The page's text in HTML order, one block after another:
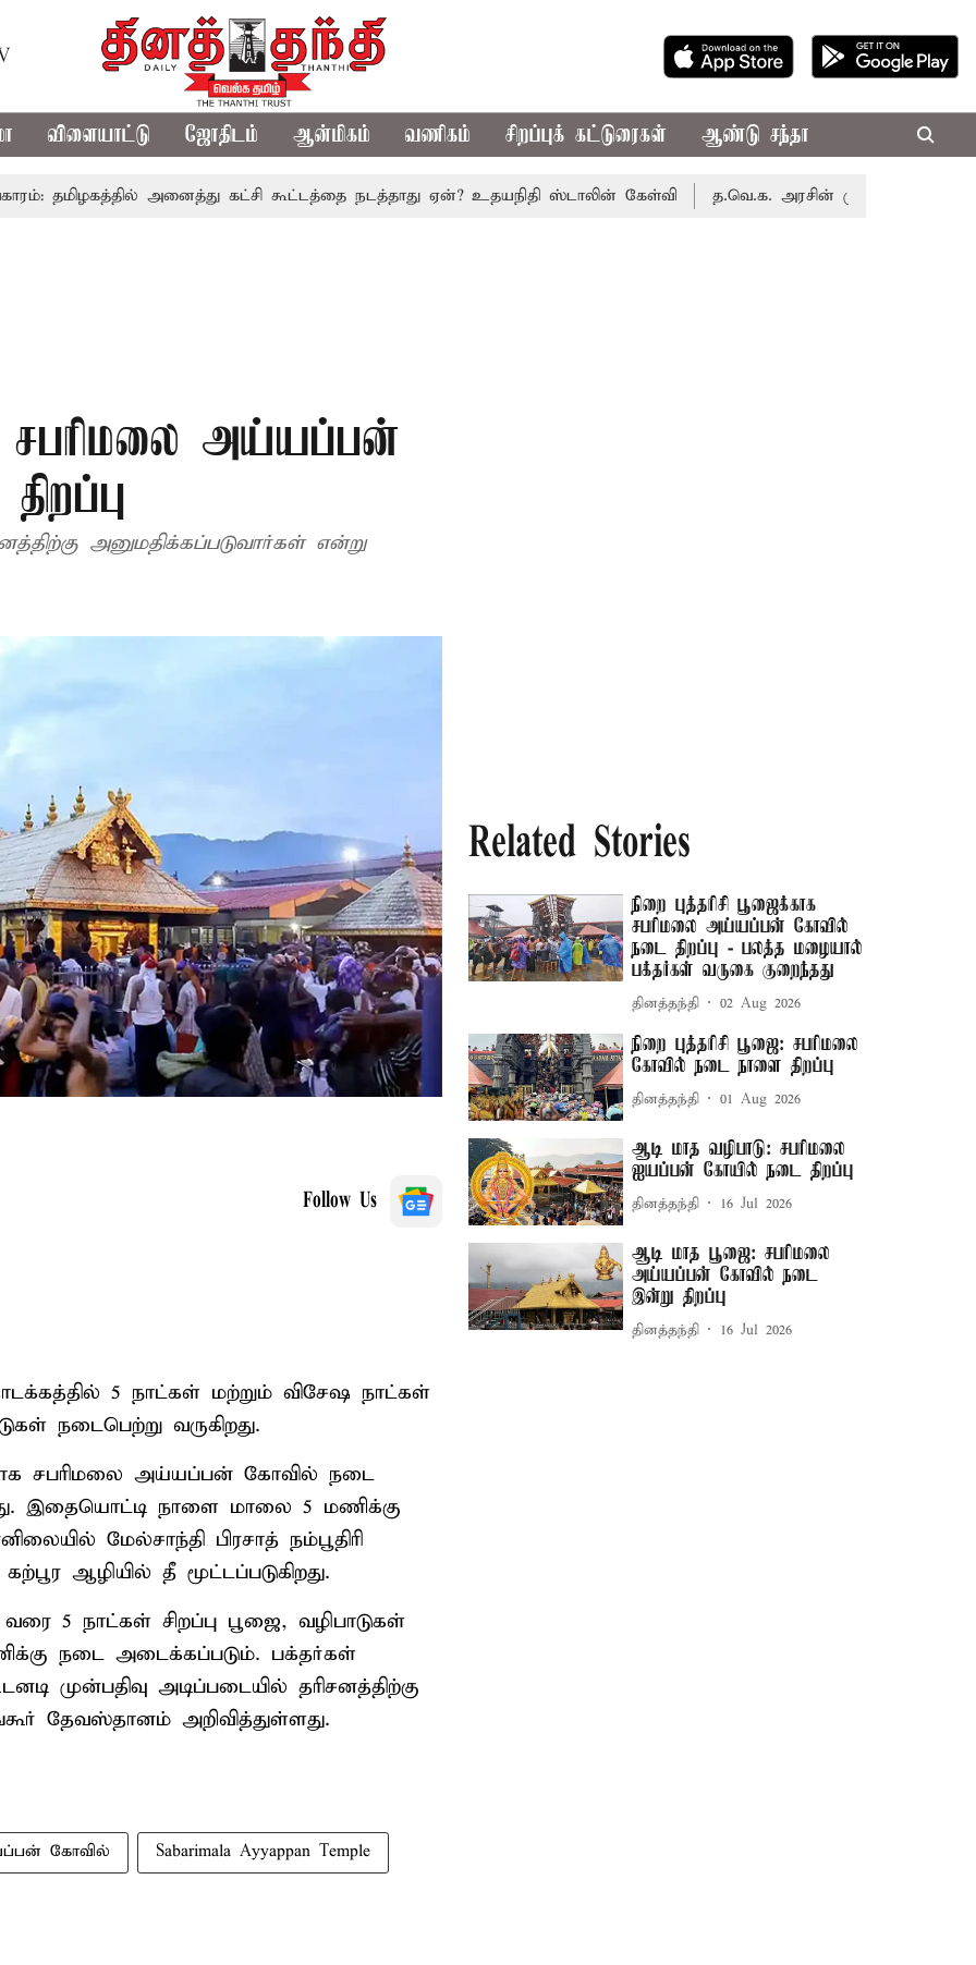
விளையாட்டு ஜோதிடம் ஆன்மிகம் வணிகம் சிறப்புக் கட்டுரைகள் ஆண்டு சந்தா
அனைத்து கட்சி கூட்டத்தை நடத்தாது ஏன்? உதயநிதி ஸ்டாலின் கேள்வி த.வெ.க. அரசின் முதல் பட்ஜெட்: மாற்றமா?,
சபரிமலை அய்யப்பன்
அனுமதிக்கப்படுவார்கள் என்று
Follow Us
5 நாட்கள் மற்றும் விசேஷ நாட்கள்
நடைபெற்று வருகிறது.
சபரிமலை அய்யப்பன் கோவில் நடை
இதையொட்டி நாளை மாலை 5 மணிக்கு
மேல்சாந்தி பிரசாத் நம்பூதிரி
ஆழியில் தீ மூட்டப்படுகிறது.
5 நாட்கள் சிறப்பு பூஜை, வழிபாடுகள்
நடை அடைக்கப்படும். பக்தர்கள்
அடிப்படையில் தரிசனத்திற்கு
தேவஸ்தானம் அறிவித்துள்ளது.
கோவில் Sabarimala Ayyappan Temple
Related Stories
நிறை புத்தரிசி பூஜைக்காக
சபரிமலை அய்யப்பன் கோவில்
நடை திறப்பு - பலத்த மழையால்
பக்தர்கள் வருகை குறைந்தது
தினத்தந்தி 02 Aug 2026
நிறை புத்தரிசி பூஜை: சபரிமலை
கோவில் நடை நாளை திறப்பு
தினத்தந்தி 01 Aug 2026
ஆடி மாத வழிபாடு: சபரிமலை
ஐயப்பன் கோயில் நடை திறப்பு
தினத்தந்தி 16 Jul 2026
ஆடி மாத பூஜை: சபரிமலை
அய்யப்பன் கோவில் நடை
இன்று திறப்பு
தினத்தந்தி 16 Jul 2026